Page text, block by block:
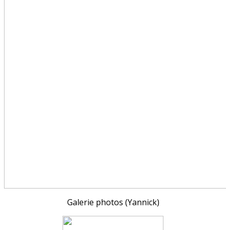
Galerie photos (Yannick)